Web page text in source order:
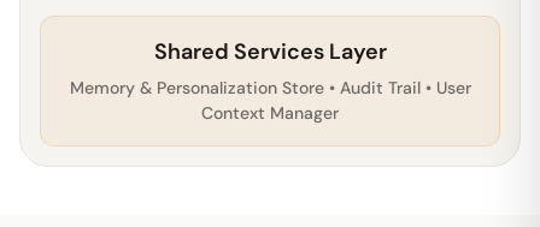
Shared Services Layer
Memory & Personalization Store • Audit Trail • User
Context Manager